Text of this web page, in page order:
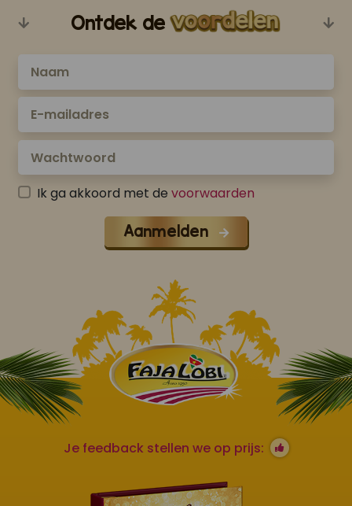
Ontdek de
Ik ga akkoord met de voorwaarden
Aanmelden
Je feedback stellen we op prijs: